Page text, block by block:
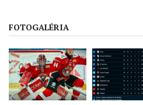
FOTOGALÉRIA